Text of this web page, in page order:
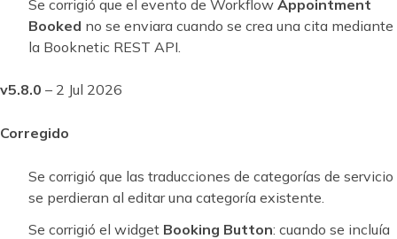
Se corrigió que el evento de Workflow Appointment
Booked no se enviara cuando se crea una cita mediante
la Booknetic REST API.
v5.8.0 – 2 Jul 2026
Corregido
Se corrigió que las traducciones de categorías de servicio
se perdieran al editar una categoría existente.
Se corrigió el widget Booking Button: cuando se incluía